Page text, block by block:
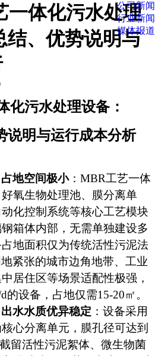
公司新闻
行业新闻
媒体报道
一体化污水处理
结、优势说明与
化污水处理设备：
说明与运行成本分析
地空间极小：MBR工艺一体
氧生物处理池、膜分离单
化控制系统等核心工艺模块
箱体内部，无需单独建设多
地面积仅为传统活性污泥法
紧张的城市边角地带、工业
居住区等场景适配性极强，
的设备，占地仅需15-20㎡。
水水质优异稳定 ：设备采用
心分离单元，膜孔径可达到
留活性污泥絮体、微生物菌